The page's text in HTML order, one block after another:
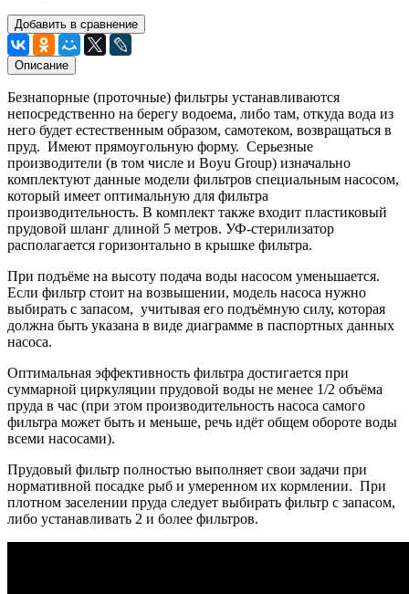
Добавить в сравнение
Описание
Безнапорные (проточные) фильтры устанавливаются
непосредственно на берегу водоема, либо там, откуда вода из
него будет естественным образом, самотеком, возвращаться в
пруд. Имеют прямоугольную форму. Серьезные
производители (в том числе и Boyu Group) изначально
комплектуют данные модели фильтров специальным насосом,
который имеет оптимальную для фильтра
производительность. В комплект также входит пластиковый
прудовой шланг длиной 5 метров. УФ-стерилизатор
располагается горизонтально в крышке фильтра.
При подъёме на высоту подача воды насосом уменьшается.
Если фильтр стоит на возвышении, модель насоса нужно
выбирать с запасом, учитывая его подъёмную силу, которая
должна быть указана в виде диаграмме в паспортных данных
насоса.
Оптимальная эффективность фильтра достигается при
суммарной циркуляции прудовой воды не менее 1/2 объёма
пруда в час (при этом производительность насоса самого
фильтра может быть и меньше, речь идёт общем обороте воды
всеми насосами).
Прудовый фильтр полностью выполняет свои задачи при
нормативной посадке рыб и умеренном их кормлении. При
плотном заселении пруда следует выбирать фильтр с запасом,
либо устанавливать 2 и более фильтров.